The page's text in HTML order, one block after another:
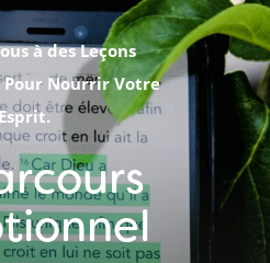
à des Leçons
Nourrir Votre